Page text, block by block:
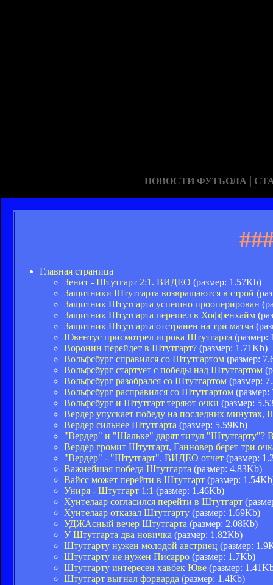
НОВОСТИ ФУТБОЛА |
Главная страница
Зенит - Штутгарт 2:1. ВИДЕО (размер: 1.57Kb)
Защитники Штутгарта возвращаются в строй
Защитник Штутгарта успешно прооперирован
Защитник Штутгарта перешел в Хоффенхайм
Защитник Штутгарта отстранен на три матча
Ювентус присмотрел игрока Штутгарта (размер:
Воронин перейдет в Штутгарт? (размер: 1.71Kb)
Вольфсбург справился со Штутгартом (размер:
Вольфсбург стартует с победы над Штутгартом
Вольфсбург разобрался со Штутгартом (размер:
Вольфсбург расправился со Штутгартом (размер:
Вольфсбург и Штутгарт теряют очки (размер:
Вердер упускает победу на последних
Вердер сильнее Штутгарта (размер: 5.59Kb)
"Вердер" и "Шальке" дарят титул
Вердер громит Штутгарт, Ганновер берет три
"Вердер" - "Штутгарт". ВИДЕО отчет (размер:
Важнейшая победа Штутгарта (размер: 4.83Kb)
Вайсс может перейти в Штутгарт (размер:
Униря - Штутгарт 1:1 (размер: 1.46Kb)
Хунтелаар согласился перейти в Штутгарт
Хунтелаар отказал Штутгарту (размер: 1.69Kb)
УДЖАсный вечер Штутгарта (размер: 2.08Kb)
У Штутгарта два новичка (размер: 1.82Kb)
Штутгарту нужен молодой австриец (размер:
Штутгарту не нужен Писарро (размер: 1.7Kb)
Штутгарту интересен хавбек Юве (размер:
Штутгарт выгнал форварда (размер: 1.4Kb)